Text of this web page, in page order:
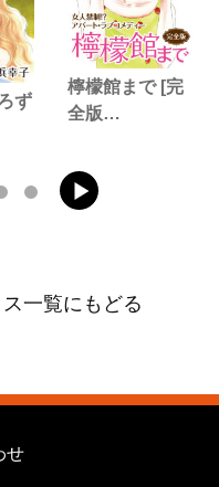
ず
檸檬館まで [完
全版…
一覧にもどる
せ